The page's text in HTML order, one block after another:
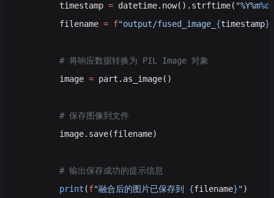
        timestamp
= datetime.now().strftime( "%Y%m%d
        filename
= f"output/fused_image_ {timestamp}
        # 将响应数据转换为 PIL Image 对象
        image
= part.as_image()
        # 保存图像到文件
        image.save(filename)
        # 输出保存成功的提示信息
        print
(f"融合后的图片已保存到 {filename}")